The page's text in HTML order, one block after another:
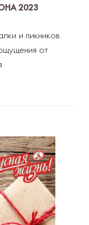
2023
и пикников
от